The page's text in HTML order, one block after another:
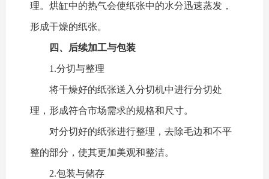
理。烘缸中的热气会使纸张中的水分迅速蒸发，
形成干燥的纸张。
四、后续加工与包装
1.分切与整理
将干燥好的纸张送入分切机中进行分切处
理，形成符合市场需求的规格和尺寸。
对分切好的纸张进行整理，去除毛边和不平
整的部分，使其更加美观和整洁。
2.包装与储存